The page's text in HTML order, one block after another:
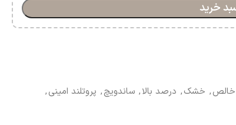
خرید
خالص, خشک, درصد بالا, ساندویچ, پروتلند امینی,